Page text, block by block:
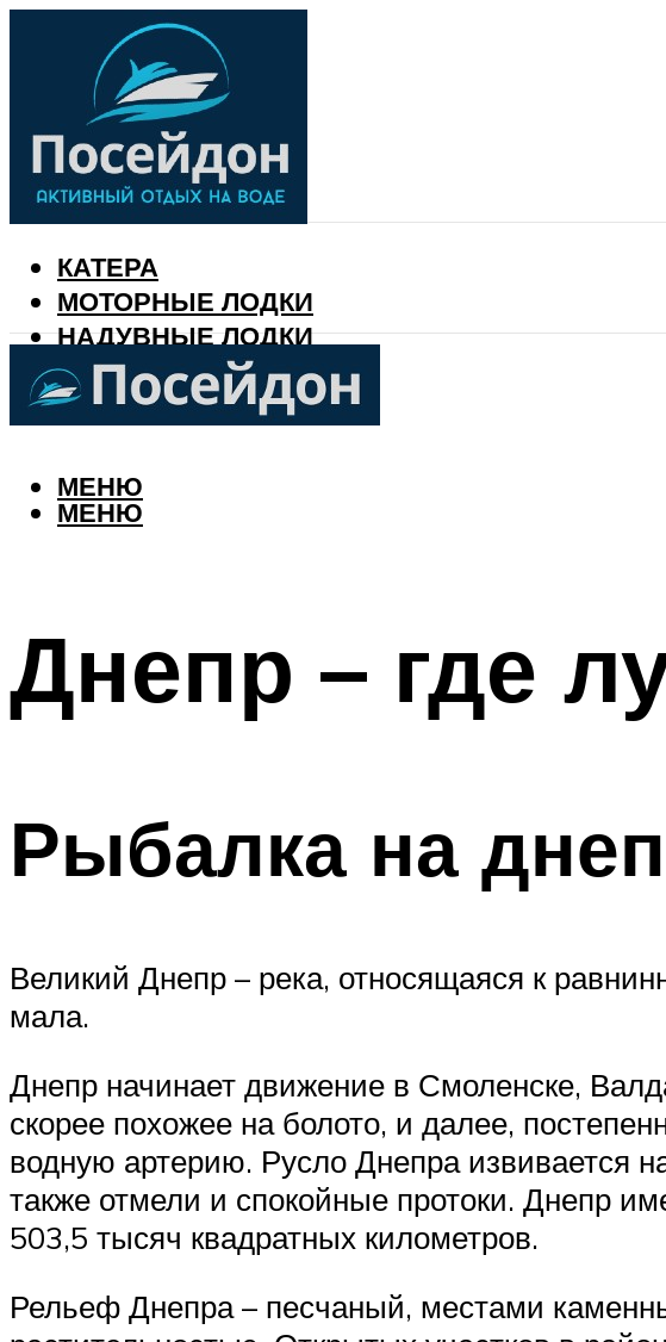
КАТЕРА
МОТОРНЫЕ ЛОДКИ
НАДУВНЫЕ ЛОДКИ
РЫБАЛКА
КАЛЕНДАРЬ РЫБАКА
МЕНЮ
МЕНЮ
Днепр – где
Рыбалка на
Великий Днепр – река, относящаяся к
мала.
Днепр начинает движение в Смоленске,
скорее похожее на болото, и далее,
водную артерию. Русло Днепра извивается
также отмели и спокойные протоки. Днепр
503,5 тысяч квадратных километров.
Рельеф Днепра – песчаный, местами